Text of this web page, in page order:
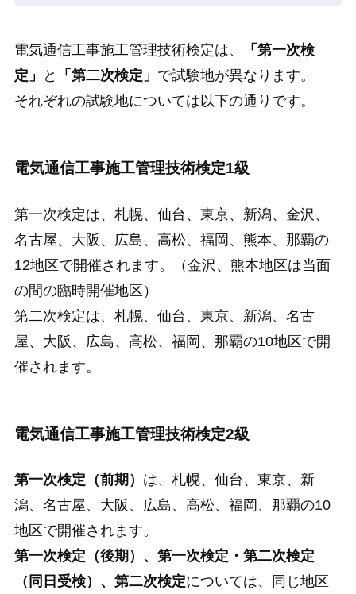
電気通信工事施工管理技術検定は、
「第一次検
定」
と 「第二次検定」 で試験地が異なります。
それぞれの試験地については以下の通りです。
電気通信工事施工管理技術検定1級
第一次検定は、札幌、仙台、東京、新潟、金沢、
名古屋、大阪、広島、高松、福岡、熊本、那覇の
12地区で開催されます。（金沢、熊本地区は当面
の間の臨時開催地区）
第二次検定は、札幌、仙台、東京、新潟、名古
屋、大阪、広島、高松、福岡、那覇の10地区で開
催されます。
電気通信工事施工管理技術検定2級
第一次検定（前期） は、札幌、仙台、東京、新
潟、名古屋、大阪、広島、高松、福岡、那覇の10
地区で開催されます。
第一次検定（後期）、第一次検定・第二次検定
（同日受検）、第二次検定については、同じ地区